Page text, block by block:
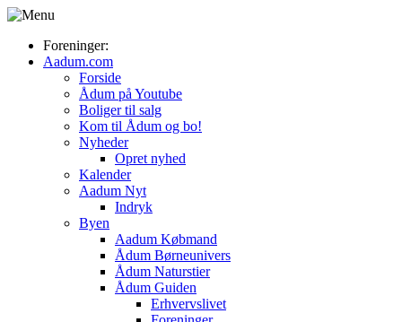
Foreninger:
Aadum.com
Forside
Ådum på Youtube
Boliger til salg
Kom til Ådum og bo!
Nyheder
Opret nyhed
Kalender
Aadum Nyt
Indryk
Byen
Aadum Købmand
Ådum Børneunivers
Ådum Naturstier
Ådum Guiden
Erhvervslivet